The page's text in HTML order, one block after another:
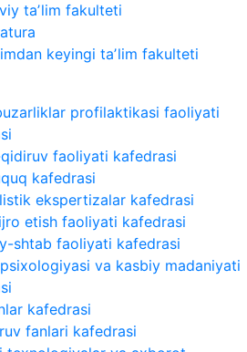
taʼlim fakulteti
keyingi taʼlim fakulteti
profilaktikasi faoliyati
faoliyati kafedrasi
kafedrasi
ekspertizalar kafedrasi
etish faoliyati kafedrasi
shtab faoliyati kafedrasi
va kasbiy madaniyati
kafedrasi
fanlari kafedrasi